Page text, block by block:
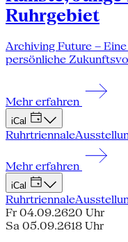
Ruhrgebiet
Archiving Future –
persönliche
Mehr erfahren
iCal
Ruhrtriennale
Mehr erfahren
iCal
Ruhrtriennale
Fr 04.09.2620 Uhr
Sa 05.09.2618 Uhr